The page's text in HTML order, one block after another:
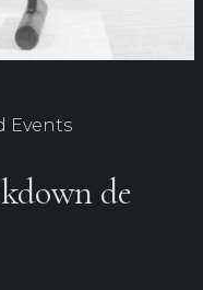
Events
de